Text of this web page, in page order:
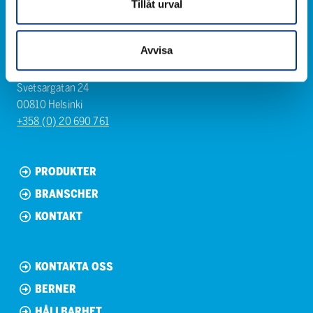
Tillåt urval
Avvisa
Berner Oy
Svetsargatan 24
00810 Helsinki
+358 (0) 20 690 761
PRODUKTER
BRANSCHER
KONTAKT
KONTAKTA OSS
BERNER